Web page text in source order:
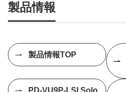
製品情報
製品情報TOP
PD-VU9P-LSI Solo